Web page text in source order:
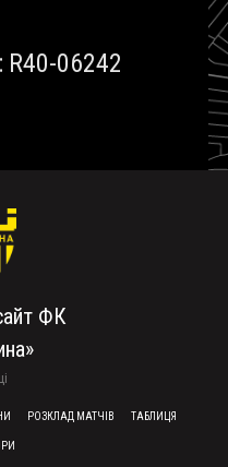
R40-06242
ФК
РОЗКЛАД МАТЧІВ ТАБЛИЦЯ